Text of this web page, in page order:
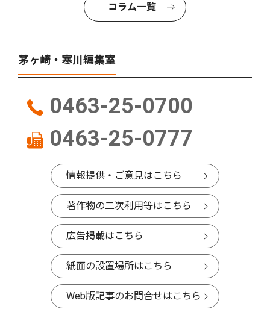
コラム一覧
茅ヶ崎・寒川編集室
0463-25-0700
0463-25-0777
情報提供・ご意見はこちら
著作物の二次利用等はこちら
広告掲載はこちら
紙面の設置場所はこちら
Web版記事のお問合せはこちら